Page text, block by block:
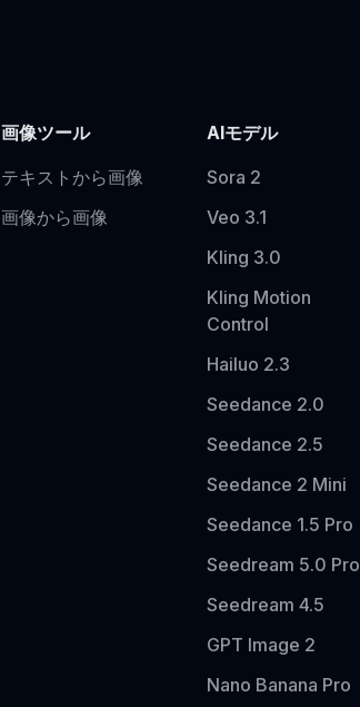
画像ツール
テキストから画像
画像から画像
AIモデル
Sora 2
Veo 3.1
Kling 3.0
Kling Motion
Control
Hailuo 2.3
Seedance 2.0
Seedance 2.5
Seedance 2 Mini
Seedance 1.5 Pro
Seedream 5.0 Pro
Seedream 4.5
GPT Image 2
Nano Banana Pro